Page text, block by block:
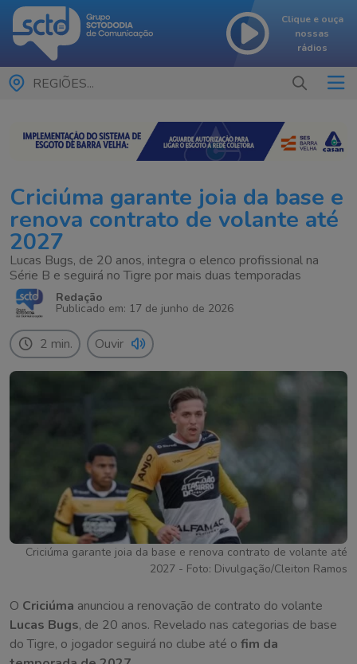
Clique e ouça
nossas
rádios
REGIÕES...
Criciúma garante joia da base e
renova contrato de volante até
2027
Lucas Bugs, de 20 anos, integra o elenco profissional na
Série B e seguirá no Tigre por mais duas temporadas
Redação
Publicado em: 17 de junho de 2026
2 min. Ouvir
Criciúma garante joia da base e renova contrato de volante até
2027 - Foto: Divulgação/Cleiton Ramos
O Criciúma anunciou a renovação de contrato do volante
Lucas Bugs, de 20 anos. Revelado nas categorias de base
do Tigre, o jogador seguirá no clube até o fim da